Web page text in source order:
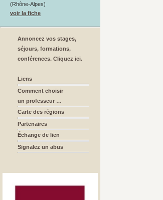
(Rhône-Alpes)
voir la fiche
Annoncez vos stages,
séjours, formations,
conférences. Cliquez ici.
Liens
Comment choisir
un professeur …
Carte des régions
Partenaires
Échange de lien
Signalez un abus